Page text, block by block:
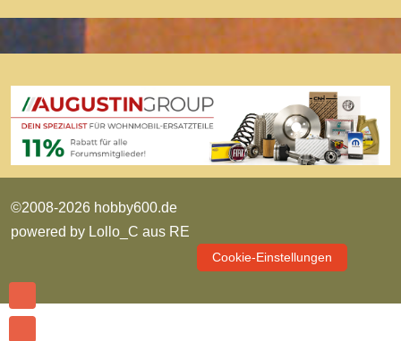
©2008-2026 hobby600.de
powered by Lollo_C aus RE
Cookie-Einstellungen